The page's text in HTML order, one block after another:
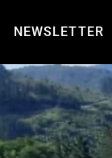
NEWSLETTER